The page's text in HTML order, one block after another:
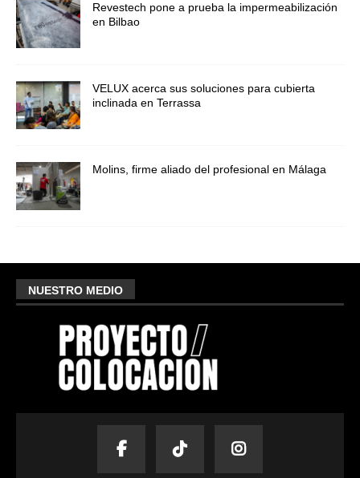
Revestech pone a prueba la impermeabilización
en Bilbao
VELUX acerca sus soluciones para cubierta
inclinada en Terrassa
Molins, firme aliado del profesional en Málaga
NUESTRO MEDIO